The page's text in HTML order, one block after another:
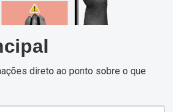
direto ao ponto sobre o que